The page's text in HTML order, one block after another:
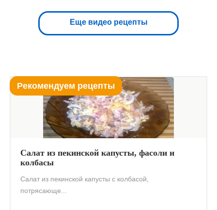
Еще видео рецепты
Рекомендуем рецепты
Салат из пекинской капусты, фасоли и
колбасы
Салат из пекинской капусты с колбасой,
потрясающе...